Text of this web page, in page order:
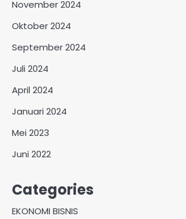
November 2024
Oktober 2024
September 2024
Juli 2024
April 2024
Januari 2024
Mei 2023
Juni 2022
Categories
EKONOMI BISNIS